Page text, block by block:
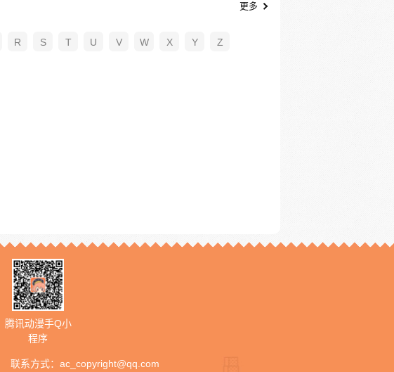
更多
R S T U V W X Y Z
腾讯动漫手Q小
程序
联系方式： ac_copyright@qq.com